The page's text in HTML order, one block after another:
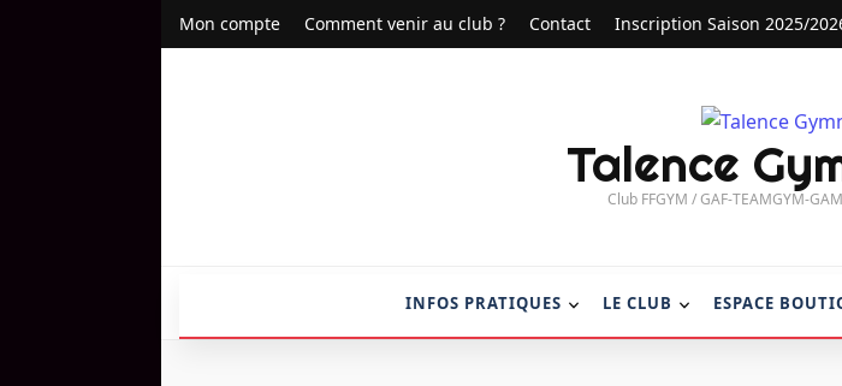
Mon compte Comment venir au club ? Contact Inscription Saison 2025/
Talence
Club FFGYM / GAF-TEAMGYM-
INFOS PRATIQUES LE CLUB ESPACE